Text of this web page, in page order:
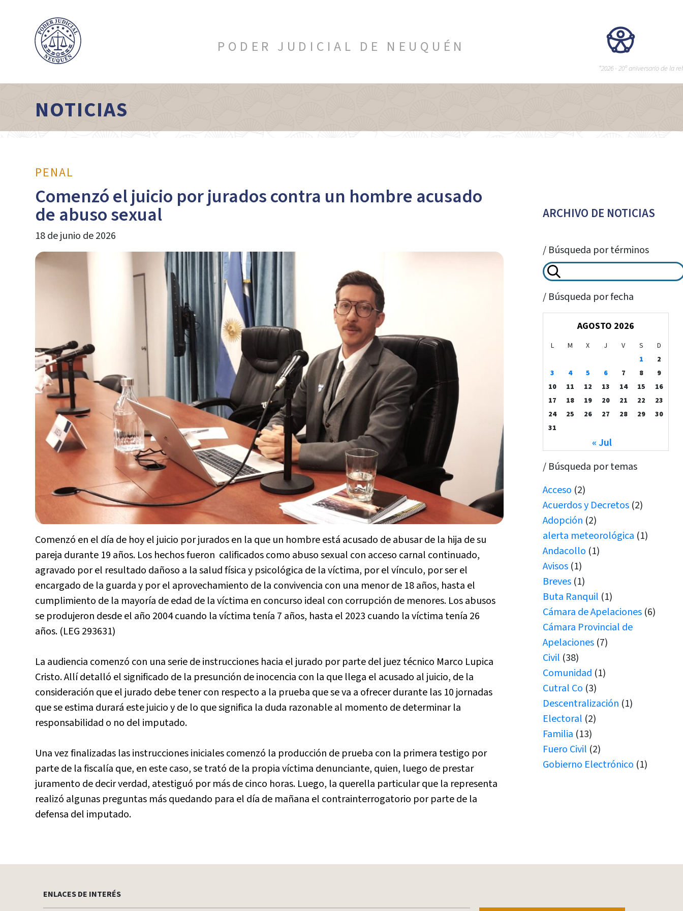
PODER JUDICIAL DE NEUQUÉN
“2026 - 20º aniversario de la
NOTICIAS
PENAL
Comenzó el juicio por jurados contra un hombre acusado
de abuso sexual
18 de junio de 2026
Comenzó en el día de hoy el juicio por jurados en la que un hombre está acusado de abusar de la hija de su
pareja durante 19 años. Los hechos fueron calificados como abuso sexual con acceso carnal continuado,
agravado por el resultado dañoso a la salud física y psicológica de la víctima, por el vínculo, por ser el
encargado de la guarda y por el aprovechamiento de la convivencia con una menor de 18 años, hasta el
cumplimiento de la mayoría de edad de la víctima en concurso ideal con corrupción de menores. Los abusos
se produjeron desde el año 2004 cuando la víctima tenía 7 años, hasta el 2023 cuando la víctima tenía 26
años. (LEG 293631)
La audiencia comenzó con una serie de instrucciones hacia el jurado por parte del juez técnico Marco Lupica
Cristo. Allí detalló el significado de la presunción de inocencia con la que llega el acusado al juicio, de la
consideración que el jurado debe tener con respecto a la prueba que se va a ofrecer durante las 10 jornadas
que se estima durará este juicio y de lo que significa la duda razonable al momento de determinar la
responsabilidad o no del imputado.
Una vez finalizadas las instrucciones iniciales comenzó la producción de prueba con la primera testigo por
parte de la fiscalía que, en este caso, se trató de la propia víctima denunciante, quien, luego de prestar
juramento de decir verdad, atestiguó por más de cinco horas. Luego, la querella particular que la representa
realizó algunas preguntas más quedando para el día de mañana el contrainterrogatorio por parte de la
defensa del imputado.
ARCHIVO DE NOTICIAS
/ Búsqueda por términos
/ Búsqueda por fecha
AGOSTO 2026
L M X J V S
D
1
2
3
4 5 6 7 8
9
10
11 12 13 14 15
16
17
18 19 20 21 22
23
24
25 26 27 28 29
30
31
« Jul
/ Búsqueda por temas
Acceso (2)
Acuerdos y Decretos (2)
Adopción (2)
alerta meteorológica (1)
Andacollo (1)
Avisos (1)
Breves (1)
Buta Ranquil (1)
Cámara de Apelaciones (6)
Cámara Provincial de
Apelaciones (7)
Civil (38)
Comunidad (1)
Cutral Co (3)
Descentralización (1)
Electoral (2)
Familia (13)
Fuero Civil (2)
Gobierno Electrónico (1)
ENLACES DE INTERÉS